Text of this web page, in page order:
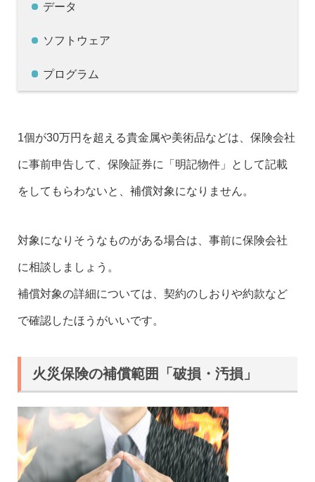
データ
ソフトウェア
プログラム
1個が30万円を超える貴金属や美術品などは、保険会社
に事前申告して、保険証券に「明記物件」として記載
をしてもらわないと、補償対象になりません。
対象になりそうなものがある場合は、事前に保険会社
に相談しましょう。
補償対象の詳細については、契約のしおりや約款など
で確認したほうがいいです。
火災保険の補償範囲「破損・汚損」